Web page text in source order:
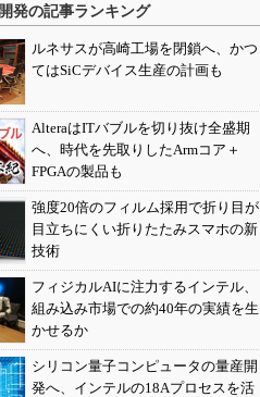
発の記事ランキング
ルネサスが高崎工場を閉鎖へ、かつ
てはSiCデバイス生産の計画も
AlteraはITバブルを切り抜け全盛期
へ、時代を先取りしたArmコア＋
FPGAの製品も
強度20倍のフィルム採用で折り目が
目立ちにくい折りたたみスマホの新
技術
フィジカルAIに注力するインテル、
組み込み市場での約40年の実績を生
かせるか
シリコン量子コンピュータの量産開
発へ、インテルの18Aプロセスを活